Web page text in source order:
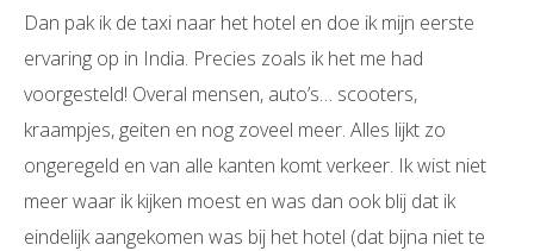
Dan pak ik de taxi naar het hotel en doe ik mijn eerste
ervaring op in India. Precies zoals ik het me had
voorgesteld! Overal mensen, auto’s… scooters,
kraampjes, geiten en nog zoveel meer. Alles lijkt zo
ongeregeld en van alle kanten komt verkeer. Ik wist niet
meer waar ik kijken moest en was dan ook blij dat ik
eindelijk aangekomen was bij het hotel (dat bijna niet te